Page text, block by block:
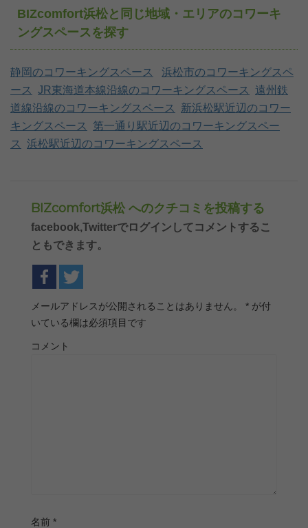
BIZcomfort浜松と同じ地域・エリアのコワーキ
ングスペースを探す
静岡のコワーキングスペース
浜松市のコワーキングスペ
ース
JR東海道本線沿線のコワーキングスペース
遠州鉄
道線沿線のコワーキングスペース
新浜松駅近辺のコワー
キングスペース
第一通り駅近辺のコワーキングスペー
ス
浜松駅近辺のコワーキングスペース
BIZcomfort浜松 へのクチコミを投稿する
facebook,Twitterでログインしてコメントするこ
ともできます。
メールアドレスが公開されることはありません。 * が付
いている欄は必須項目です
コメント
名前 *